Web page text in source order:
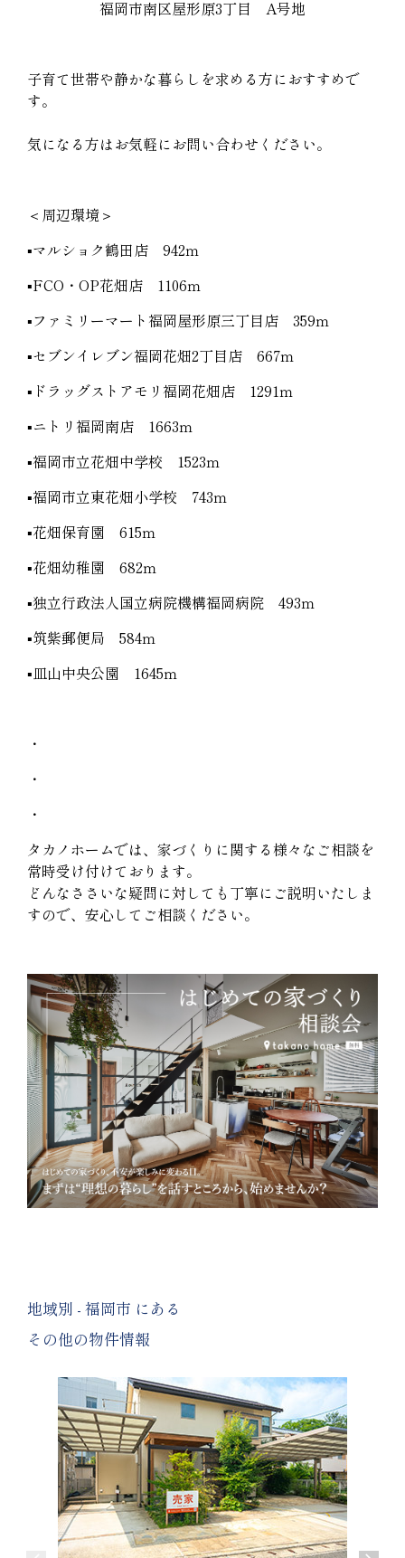
福岡市南区屋形原3丁目 A号地
子育て世帯や静かな暮らしを求める方におすすめで
す。
気になる方はお気軽にお問い合わせください。
＜周辺環境＞
▪️マルショク鶴田店 942ｍ
▪️FCO・OP花畑店 1106ｍ
▪️ファミリーマート福岡屋形原三丁目店 359ｍ
▪️セブンイレブン福岡花畑2丁目店 667ｍ
▪️ドラッグストアモリ福岡花畑店 1291ｍ
▪️ニトリ福岡南店 1663ｍ
▪️福岡市立花畑中学校 1523ｍ
▪️福岡市立東花畑小学校 743ｍ
▪️花畑保育園 615ｍ
▪️花畑幼稚園 682ｍ
▪️独立行政法人国立病院機構福岡病院 493ｍ
▪️筑紫郵便局 584ｍ
▪️皿山中央公園 1645ｍ
・
・
・
タカノホームでは、家づくりに関する様々なご相談を
常時受け付けております。
どんなささいな疑問に対しても丁寧にご説明いたしま
すので、安心してご相談ください。
地域別 - 福岡市 にある
その他の物件情報